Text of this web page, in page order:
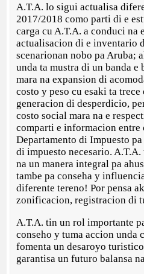
A.T.A. lo sigui actualisa
2017/2018 como parti di e
carga cu A.T.A. a conduci na
actualisacion di e inventario
scenarionan nobo pa Aruba;
unda ta mustra di un banda
mara na expansion di
costo y peso cu esaki ta trece
generacion di desperdicio,
costo social mara na e
comparti e informacion entre
Departamento di Impuesto
di impuesto necesario.
na un manera integral pa
tambe pa conseha y
diferente tereno! Por pensa
zonificacion, registracion di
A.T.A. tin un rol importante
conseho y tuma accion unda
fomenta un desaroyo
garantisa un futuro balansa